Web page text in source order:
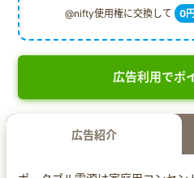
@nifty使用権に交換して 0
広告利用でポ
広告紹介